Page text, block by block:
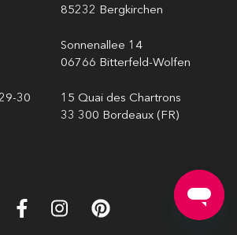
85232 Bergkirchen
Sonnenallee 14
06766 Bitterfeld-Wolfen
30
15 Quai des Chartrons
33 300 Bordeaux (FR)